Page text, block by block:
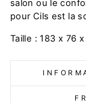
salon ou le
pour Cils est la
Taille : 183 x 76